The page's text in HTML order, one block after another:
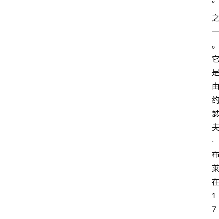
”
之
一
。
它
是
由
约
瑟
夫
·
布
莱
在
1
7